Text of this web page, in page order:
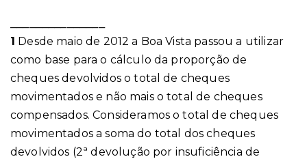
1 Desde maio de 2012 a Boa Vista passou a utilizar
como base para o cálculo da proporção de
cheques devolvidos o total de cheques
movimentados e não mais o total de cheques
compensados. Consideramos o total de cheques
movimentados a soma do total dos cheques
devolvidos (2ª devolução por insuficiência de